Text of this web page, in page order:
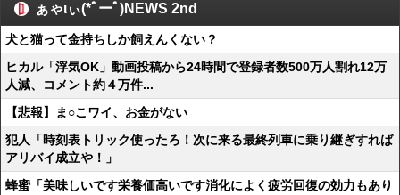
ぁゃιぃ(*ﾟーﾟ)NEWS 2nd
犬と猫って金持ちしか飼えんくない？
ヒカル「浮気OK」動画投稿から24時間で登録者数500万人割れ12万
人減、コメント約４万件...
【悲報】ま○こワイ、お金がない
犯人「時刻表トリック使ったろ！次に来る最終列車に乗り継ぎすれば
アリバイ成立や！」
蜂蜜「美味しいです栄養価高いです消化によく疲労回復の効力もあり